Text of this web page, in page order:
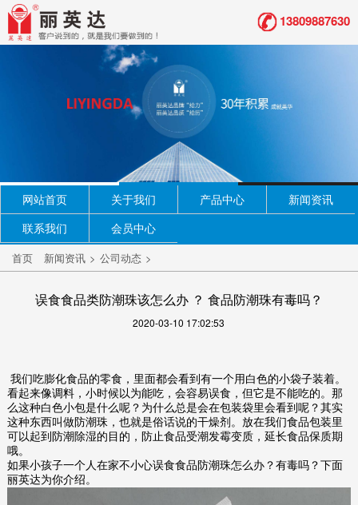
13809887630
网站首页 关于我们 产品中心
新闻资讯
联系我们
会员中心
首页 新闻资讯 > 公司动态 >
误食食品类防潮珠该怎么办 ？ 食品防潮珠有毒吗？
2020-03-10 17:02:53
我们吃膨化食品的零食，里面都会看到有一个用白色的小袋子装着。
看起来像调料，小时候以为能吃，会容易误食，但它是不能吃的。那
么这种白色小包是什么呢？为什么总是会在包装袋里会看到呢？其实
这种东西叫做防潮珠，也就是俗话说的干燥剂。放在我们食品包装里
可以起到防潮除湿的目的，防止食品受潮发霉变质，延长食品保质期
哦。
如果小孩子一个人在家不小心误食食品防潮珠怎么办？有毒吗？下面
丽英达为你介绍。